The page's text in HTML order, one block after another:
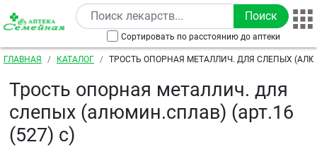
Перейти к основному содержанию
Сортировать по расстоянию до аптеки
Строка навигации
ГЛАВНАЯ КАТАЛОГ
ТРОСТЬ ОПОРНАЯ МЕТАЛЛИЧ. ДЛЯ СЛЕПЫХ
Трость опорная металлич. для
слепых (алюмин.сплав) (арт.16
(527) с)